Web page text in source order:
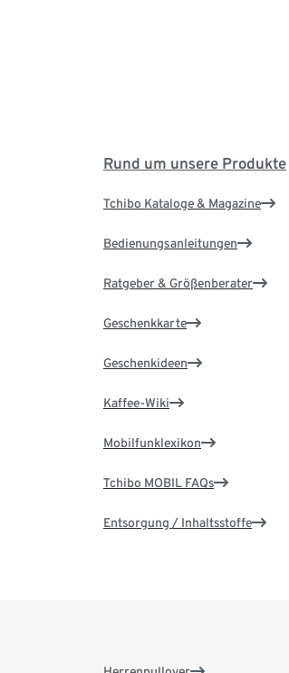
Rund um unsere Produkte
Tchibo Kataloge & Magazine
Bedienungsanleitungen
Ratgeber & Größenberater
Geschenkkarte
Geschenkideen
Kaffee-Wiki
Mobilfunklexikon
Tchibo MOBIL FAQs
Entsorgung / Inhaltsstoffe